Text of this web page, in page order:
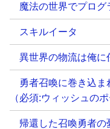
魔法の世界でプログ
スキルイータ
異世界の物流は俺に
勇者召喚に巻き込
（必須:ウィッシュの
帰還した召喚勇者の